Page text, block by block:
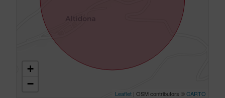
+
−
Leaflet| OSM contributors ©CARTO